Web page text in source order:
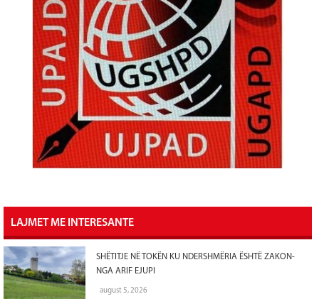
LAJMET ME INTERESANTE
SHËTITJE NË TOKËN KU NDERSHMËRIA ËSHTË ZAKON-
NGA ARIF EJUPI
august 5, 2026